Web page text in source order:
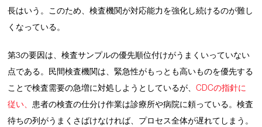
長はいう。このため、検査機関が対応能力を強化し続けるのが難し
くなっている。
第3の要因は、検査サンプルの優先順位付けがうまくいっていない
点である。民間検査機関は、緊急性がもっとも高いものを優先する
ことで検査需要の急増に対処しようとしているが、CDCの指針に
従い、 患者の検査の仕分け作業は診療所や病院に頼っている。検査
待ちの列がうまくさばけなければ、プロセス全体が遅れてしまう。